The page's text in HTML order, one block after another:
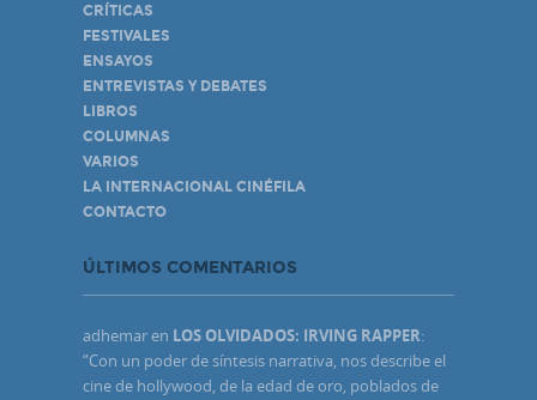
CRÍTICAS
FESTIVALES
ENSAYOS
ENTREVISTAS Y DEBATES
LIBROS
COLUMNAS
VARIOS
LA INTERNACIONAL CINÉFILA
CONTACTO
ÚLTIMOS COMENTARIOS
adhemar en LOS OLVIDADOS: IRVING RAPPER:
“Con un poder de síntesis narrativa, nos describe el
cine de hollywood, de la edad de oro, poblados de